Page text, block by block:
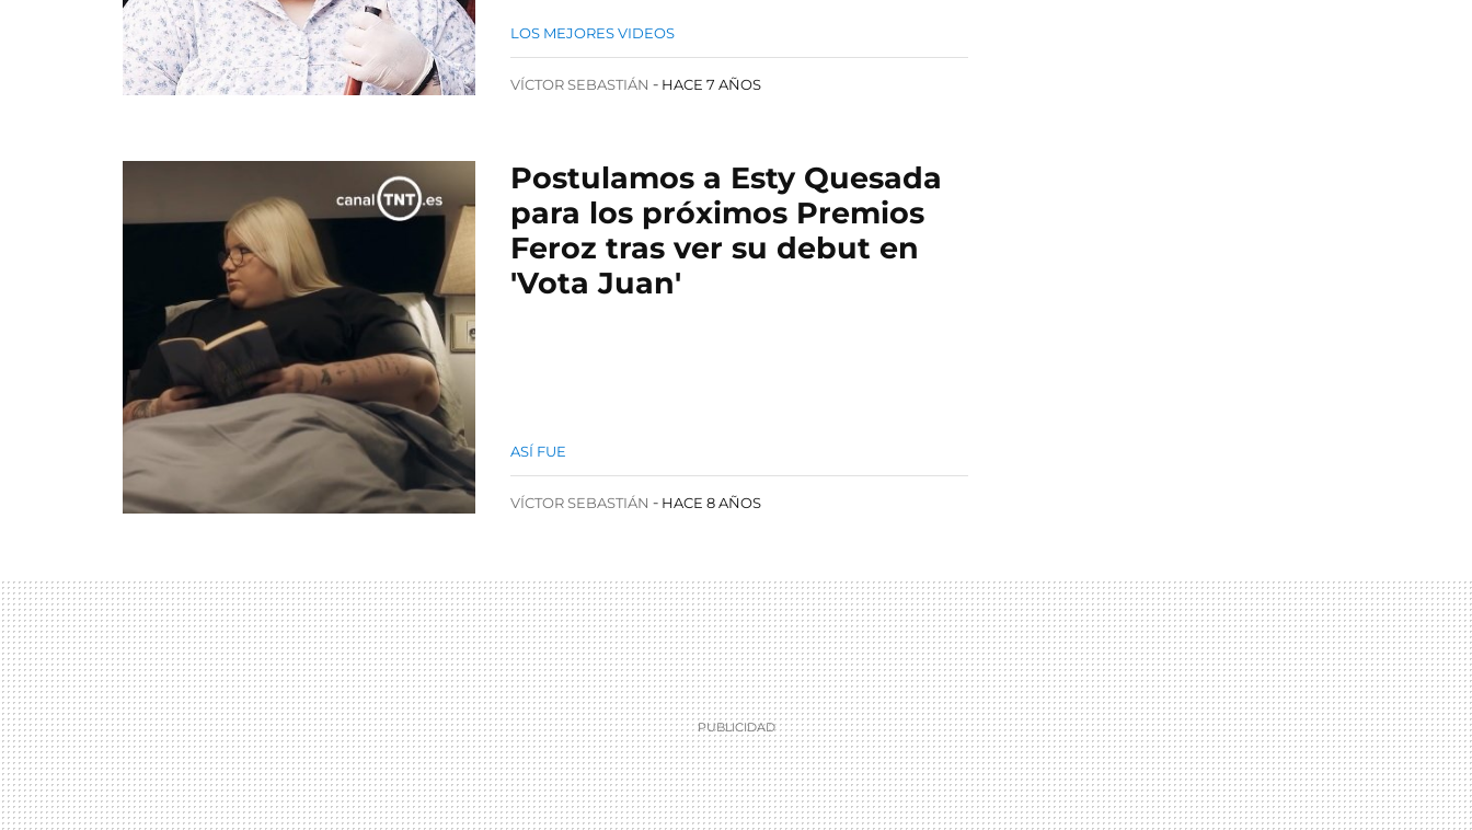
LOS MEJORES VIDEOS
VÍCTOR SEBASTIÁN HACE 7 AÑOS
Postulamos a Esty Quesada
para los próximos Premios
Feroz tras ver su debut en
'Vota Juan'
ASÍ FUE
VÍCTOR SEBASTIÁN HACE 8 AÑOS